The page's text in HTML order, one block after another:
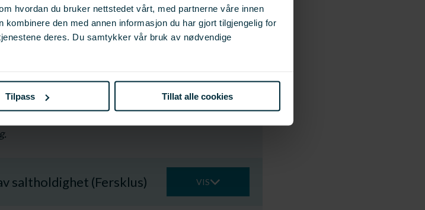
hvordan du bruker nettstedet vårt, med partnerne våre innen
den med annen informasjon du har gjort tilgjengelig for
deres. Du samtykker vår bruk av nødvendige
Tilpass Tillat alle cookies
i og rundt anlegg.
VIS
saltholdighet (Fersklus) VIS